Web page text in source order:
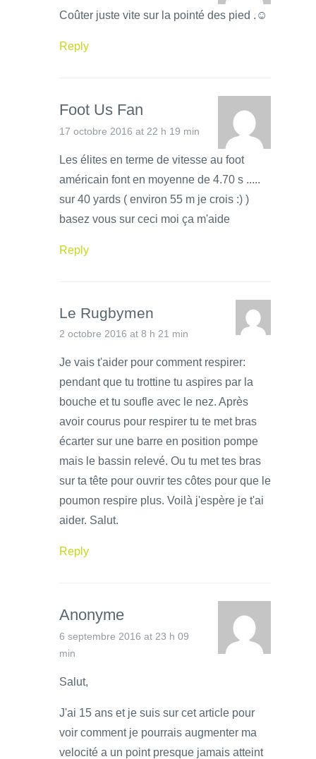
Coûter juste vite sur la pointé des pied .☺
Reply
Foot Us Fan
17 octobre 2016 at 22 h 19 min
Les élites en terme de vitesse au foot
américain font en moyenne de 4.70 s .....
sur 40 yards ( environ 55 m je crois :) )
basez vous sur ceci moi ça m'aide
Reply
Le Rugbymen
2 octobre 2016 at 8 h 21 min
Je vais t'aider pour comment respirer:
pendant que tu trottine tu aspires par la
bouche et tu soufle avec le nez. Après
avoir courus pour respirer tu te met bras
écarter sur une barre en position pompe
mais le bassin relevé. Ou tu met tes bras
sur ta tête pour ouvrir tes côtes pour que le
poumon respire plus. Voilà j'espère je t'ai
aider. Salut.
Reply
Anonyme
6 septembre 2016 at 23 h 09
min
Salut,
J'ai 15 ans et je suis sur cet article pour
voir comment je pourrais augmenter ma
velocité a un point presque jamais atteint